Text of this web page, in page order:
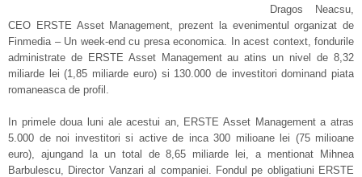
Dragos Neacsu,
CEO ERSTE Asset Management, prezent la evenimentul organizat de
Finmedia – Un week-end cu presa economica. In acest context, fondurile
administrate de ERSTE Asset Management au atins un nivel de 8,32
miliarde lei (1,85 miliarde euro) si 130.000 de investitori dominand piata
romaneasca de profil.
In primele doua luni ale acestui an, ERSTE Asset Management a atras
5.000 de noi investitori si active de inca 300 milioane lei (75 milioane
euro), ajungand la un total de 8,65 miliarde lei, a mentionat Mihnea
Barbulescu, Director Vanzari al companiei. Fondul pe obligatiuni ERSTE